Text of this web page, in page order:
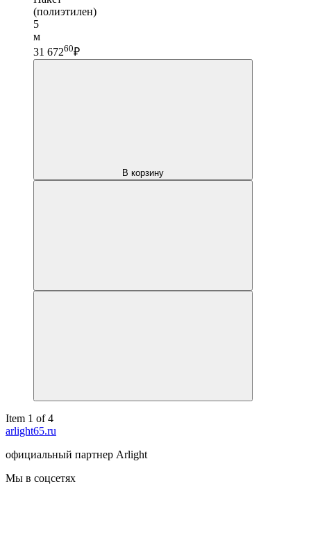
(полиэтилен)
5
м
31 67260₽
В корзину
Item 1 of 4
arlight65.ru
официальный партнер Arlight
Мы в соцсетях